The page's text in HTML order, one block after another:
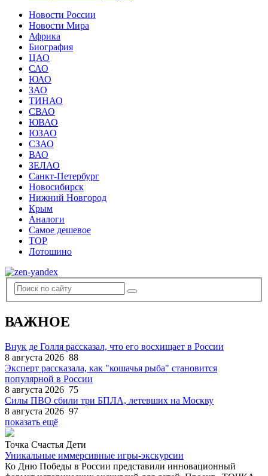
Новости России
Новости Мира
Африка
Биография
ЦАО
САО
ЮАО
ЗАО
ТИНАО
СВАО
ЮВАО
ЮЗАО
СЗАО
ВАО
ЗЕЛАО
Санкт-Петербург
Новосибирск
Нижний Новгород
Крым
Аналоги
Самое дешевое
TOP
Лотошино
ВАЖНОЕ
Внук де Голля рассказал, что его восхищает в России
8 августа 2026 88
Эксперт рассказала, как "кошачья рыба" становится
популярной в России
8 августа 2026 75
Силы ПВО сбили три БПЛА, летевших на Москву
8 августа 2026 97
показать ещё
Точка Счастья Дети
Уникальные иммерсивные игры-экскурсии
Ко Дню Победы в России представили инновационный